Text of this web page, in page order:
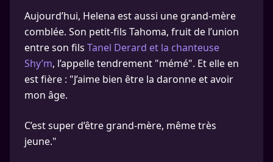
Aujourd’hui, Helena est aussi une grand-mère
comblée. Son petit-fils Tahoma, fruit de l’union
entre son fils Tanel Derard et la chanteuse
Shy’m, l’appelle tendrement "mémé". Et elle en
est fière : "J’aime bien être la daronne et avoir
mon âge.
C’est super d’être grand-mère, même très
jeune."